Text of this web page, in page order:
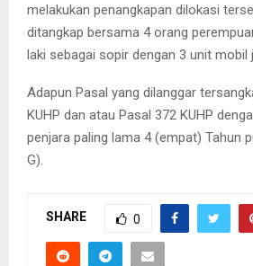
melakukan penangkapan dilokasi
ditangkap bersama 4 orang
laki sebagai sopir dengan 3 unit mobil
Adapun Pasal yang dilanggar
KUHP dan atau Pasal 372 KUHP
penjara paling lama 4 (empat) Tahun
G).
SHARE 0